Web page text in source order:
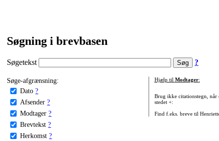
Søgning i brevbasen
Søgetekst ?
Søge-afgrænsning:
Dato ?
Afsender ?
Modtager ?
Brevtekst ?
Herkomst ?
Hjælp til Modtager:
Brug ikke citationstegn, når
stedet +:
Find f.eks. breve til